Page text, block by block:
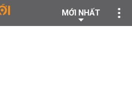
MỚI NHẤT